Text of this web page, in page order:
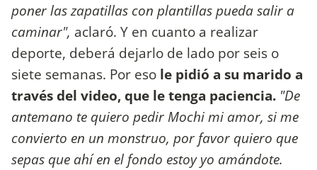
poner las zapatillas con plantillas pueda salir a
caminar", aclaró. Y en cuanto a realizar
deporte, deberá dejarlo de lado por seis o
siete semanas. Por eso le pidió a su marido a
través del video, que le tenga paciencia. "De
antemano te quiero pedir Mochi mi amor, si me
convierto en un monstruo, por favor quiero que
sepas que ahí en el fondo estoy yo amándote.